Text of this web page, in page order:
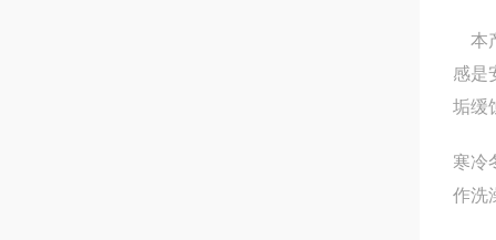
本
感是
垢缓
寒冷
作洗